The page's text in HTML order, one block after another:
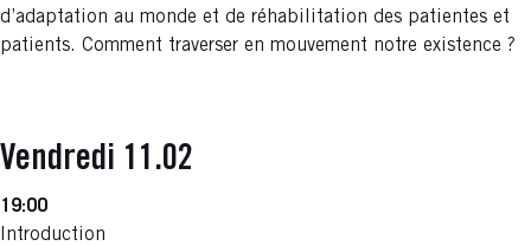
d’adaptation au monde et de réhabilitation des patientes et
patients. Comment traverser en mouvement notre existence ?
Vendredi 11.02
19:00
Introduction